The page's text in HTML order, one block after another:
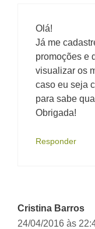
Olá!
Já me
promoções e
visualizar os
caso eu seja
para sabe
Obrigada!
Responder
Cristina Barros
24/04/2016 às